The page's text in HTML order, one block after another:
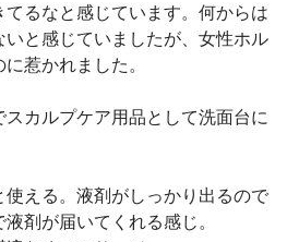
るなと感じています。何からは
いと感じていましたが、女性ホル
惹かれました。
カルプケア用品として洗面台に
える。液剤がしっかり出るので
剤が届いてくれる感じ。